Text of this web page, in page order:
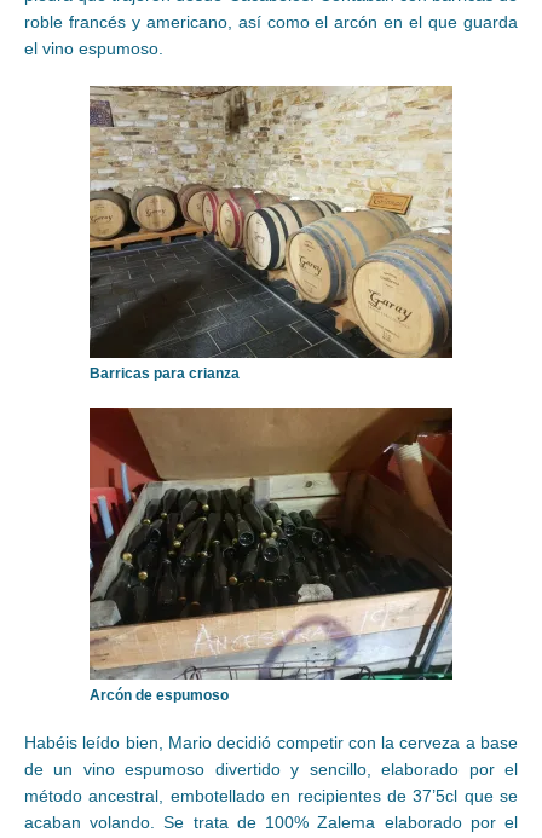
roble francés y americano, así como el arcón en el que guarda
el vino espumoso.
Barricas para crianza
Arcón de espumoso
Habéis leído bien, Mario decidió competir con la cerveza a base
de un vino espumoso divertido y sencillo, elaborado por el
método ancestral, embotellado en recipientes de 37’5cl que se
acaban volando. Se trata de 100% Zalema elaborado por el